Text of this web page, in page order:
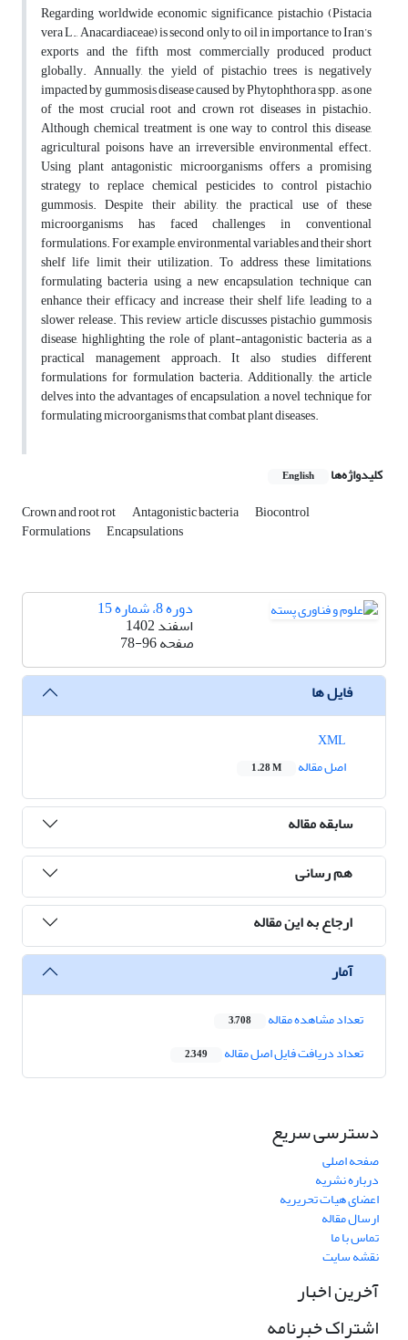
Regarding worldwide economic significance, pistachio (Pistacia
vera L., Anacardiaceae) is second only to oil in importance to Iran’s
exports and the fifth most commercially produced product
globally. Annually, the yield of pistachio trees is negatively
impacted by gummosis disease caused by Phytophthora spp. as one
of the most crucial root and crown rot diseases in pistachio.
Although chemical treatment is one way to control this disease,
agricultural poisons have an irreversible environmental effect.
Using plant antagonistic microorganisms offers a promising
strategy to replace chemical pesticides to control pistachio
gummosis. Despite their ability, the practical use of these
microorganisms has faced challenges in conventional
formulations. For example, environmental variables and their short
shelf life limit their utilization. To address these limitations,
formulating bacteria using a new encapsulation technique can
enhance their efficacy and increase their shelf life, leading to a
slower release. This review article discusses pistachio gummosis
disease, highlighting the role of plant-antagonistic bacteria as a
practical management approach. It also studies different
formulations for formulation bacteria. Additionally, the article
delves into the advantages of encapsulation, a novel technique for
formulating microorganisms that combat plant diseases.
کلیدواژه‌ها English
Crown and root rot Antagonistic bacteria Biocontrol
Formulations Encapsulations
دوره 8، شماره 15
اسفند 1402
صفحه78-96
فایل ها
اصل مقاله
1.28 M
سابقه مقاله
هم رسانی
ارجاع به این مقاله
آمار
تعداد مشاهده مقاله 3,708
تعداد دریافت فایل اصل مقاله 2,349
دسترسی سریع
صفحه اصلی
درباره نشریه
اعضای هیات تحریریه
ارسال مقاله
تماس با ما
نقشه سایت
آخرین اخبار
اشتراک خبرنامه